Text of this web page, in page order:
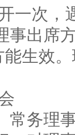
一次
事出席
生效
常务理